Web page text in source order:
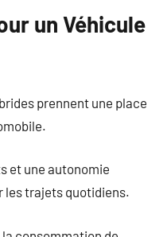
un Véhicule
prennent une place
et une autonomie
les trajets quotidiens.